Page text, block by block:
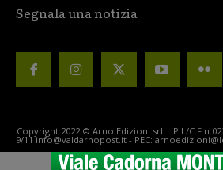
Segnala una notizia
Copyright 2022 © Arno Edizioni srl | P.I./C.F
9/11 info@valdarnopost.it - PEC: